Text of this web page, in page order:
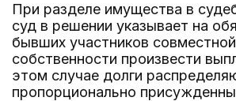
При разделе имущества в
суд в решении указывает на
бывших участников совместной
собственности произвести
этом случае долги
пропорционально